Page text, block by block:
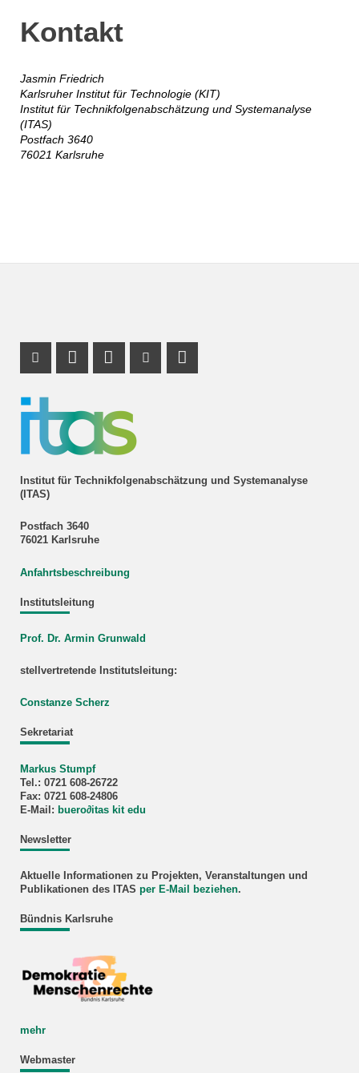
Kontakt
Jasmin Friedrich
Karlsruher Institut für Technologie (KIT)
Institut für Technikfolgenabschätzung und Systemanalyse
(ITAS)
Postfach 3640
76021 Karlsruhe
Institut für Technikfolgenabschätzung und Systemanalyse
(ITAS)
Postfach 3640
76021 Karlsruhe
Anfahrtsbeschreibung
Institutsleitung
Prof. Dr. Armin Grunwald
stellvertretende Institutsleitung:
Constanze Scherz
Sekretariat
Markus Stumpf
Tel.: 0721 608-26722
Fax: 0721 608-24806
E-Mail: buero∂itas kit edu
Newsletter
Aktuelle Informationen zu Projekten, Veranstaltungen und
Publikationen des ITAS per E-Mail beziehen.
Bündnis Karlsruhe
mehr
Webmaster
Instagram Profil
Profil Mastodon
LinkedIn Profil
Youtube Profil
RSS-Link